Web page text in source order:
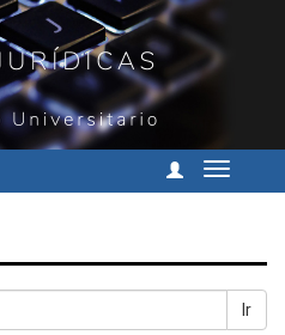
Cambiar
Ir